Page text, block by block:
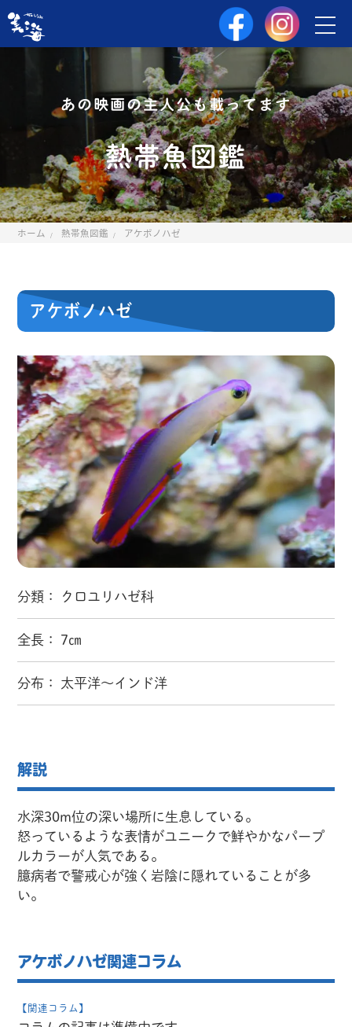
あの映画の主人公も載ってます
熱帯魚図鑑
ホーム 熱帯魚図鑑 アケボノハゼ
アケボノハゼ
分類： クロユリハゼ科
全長： 7㎝
分布： 太平洋～インド洋
解説
水深30m位の深い場所に生息している。
怒っているような表情がユニークで鮮やかなパープ
ルカラーが人気である。
臆病者で警戒心が強く岩陰に隠れていることが多
い。
アケボノハゼ関連コラム
【関連コラム】